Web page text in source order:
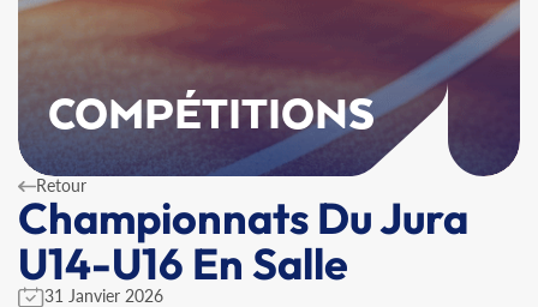
COMPÉTITIONS
Retour
Championnats Du Jura
U14-U16 En Salle
31 Janvier 2026